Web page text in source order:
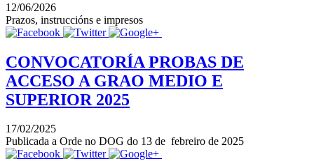
12/06/2026
Prazos, instruccións e impresos
CONVOCATORÍA PROBAS DE
ACCESO A GRAO MEDIO E
SUPERIOR 2025
17/02/2025
Publicada a Orde no DOG do 13 de febreiro de 2025